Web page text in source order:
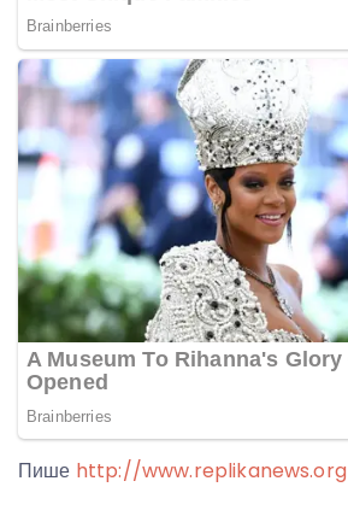
Пише http://www.replikanews.org